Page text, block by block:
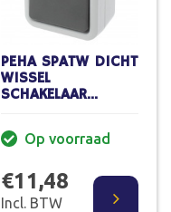
PEHA SPATW DICHT
WISSEL
SCHAKELAAR
RANDAARDE IP44
Op voorraad
€11,48
Incl. BTW